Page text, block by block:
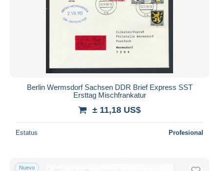
Berlin Wermsdorf Sachsen DDR Brief Express SST
Ersttag Mischfrankatur
± 11,18 US$
Estatus Profesional
Nuevo